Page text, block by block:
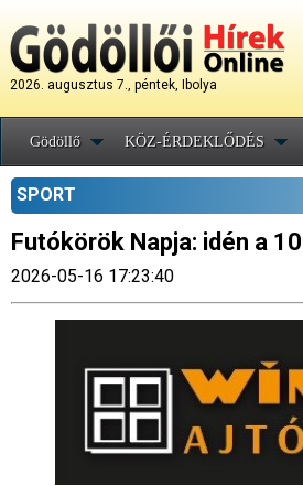
2026. augusztus 7., péntek, Ibolya
Gödöllő KÖZ-ÉRDEKLŐDÉS
SPORT
Futókörök Napja: idén a
2026-05-16 17:23:40